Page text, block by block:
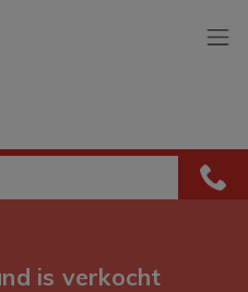
is verkocht